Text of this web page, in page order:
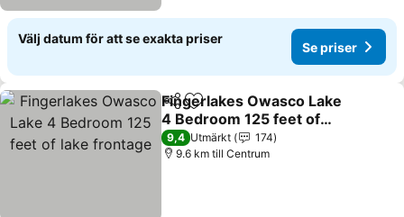
Välj datum för att se exakta priser
Se priser
Dela Lägg till i Mina Favoriter
Fingerlakes Owasco Lake
4 Bedroom 125 feet of
lake frontage
9,4 Utmärkt
174
9.6 km till Centrum